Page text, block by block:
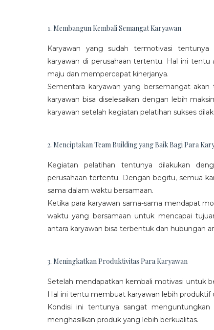
1. Membangun Kembali Semangat Karyawan
Karyawan yang sudah termotivasi
karyawan di perusahaan tertentu. Hal ini
maju dan mempercepat kinerjanya.
Sementara karyawan yang bersemangat
karyawan bisa diselesaikan dengan lebih
karyawan setelah kegiatan pelatihan sukses
2. Menciptakan Team Building yang Baik Bagi Para
Kegiatan pelatihan tentunya dilakukan
perusahaan tertentu. Dengan begitu, semua
sama dalam waktu bersamaan.
Ketika para karyawan sama-sama mendapat
waktu yang bersamaan untuk mencapai
antara karyawan bisa terbentuk dan hubungan
3. Meningkatkan Produktivitas Para Karyawan
Setelah mendapatkan kembali motivasi untuk
Hal ini tentu membuat karyawan lebih produktif
Kondisi ini tentunya sangat
menghasilkan produk yang lebih berkualitas.